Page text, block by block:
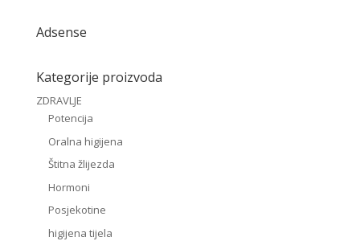
Adsense
Kategorije proizvoda
ZDRAVLJE
Potencija
Oralna higijena
Štitna žlijezda
Hormoni
Posjekotine
higijena tijela